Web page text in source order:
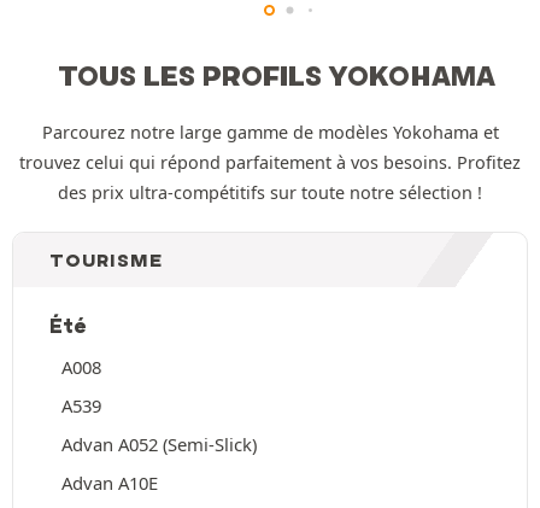
TOUS LES PROFILS YOKOHAMA
Parcourez notre large gamme de modèles Yokohama et
trouvez celui qui répond parfaitement à vos besoins. Profitez
des prix ultra-compétitifs sur toute notre sélection !
TOURISME
Été
A008
A539
Advan A052 (Semi-Slick)
Advan A10E